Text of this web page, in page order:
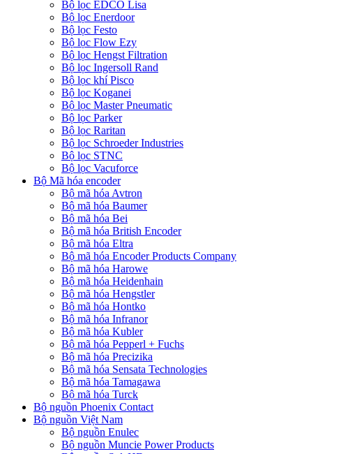
Bộ lọc EDCO Lisa
Bộ lọc Enerdoor
Bộ lọc Festo
Bộ lọc Flow Ezy
Bộ lọc Hengst Filtration
Bộ lọc Ingersoll Rand
Bộ lọc khí Pisco
Bộ lọc Koganei
Bộ lọc Master Pneumatic
Bộ lọc Parker
Bộ lọc Raritan
Bộ lọc Schroeder Industries
Bộ lọc STNC
Bộ lọc Vacuforce
Bộ Mã hóa encoder
Bộ mã hóa Avtron
Bộ mã hóa Baumer
Bộ mã hóa Bei
Bộ mã hóa British Encoder
Bộ mã hóa Eltra
Bộ mã hóa Encoder Products Company
Bộ mã hóa Harowe
Bộ mã hóa Heidenhain
Bộ mã hóa Hengstler
Bộ mã hóa Hontko
Bộ mã hóa Infranor
Bộ mã hóa Kubler
Bộ mã hóa Pepperl + Fuchs
Bộ mã hóa Precizika
Bộ mã hóa Sensata Technologies
Bộ mã hóa Tamagawa
Bộ mã hóa Turck
Bộ nguồn Phoenix Contact
Bộ nguồn Việt Nam
Bộ nguồn Enulec
Bộ nguồn Muncie Power Products